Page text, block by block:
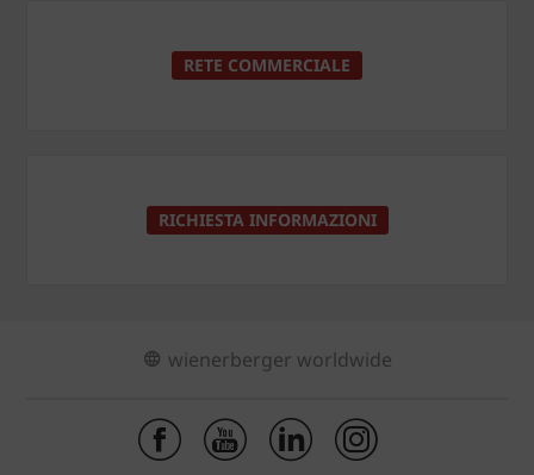
RETE COMMERCIALE
RICHIESTA INFORMAZIONI
wienerberger worldwide